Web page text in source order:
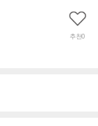
추천0